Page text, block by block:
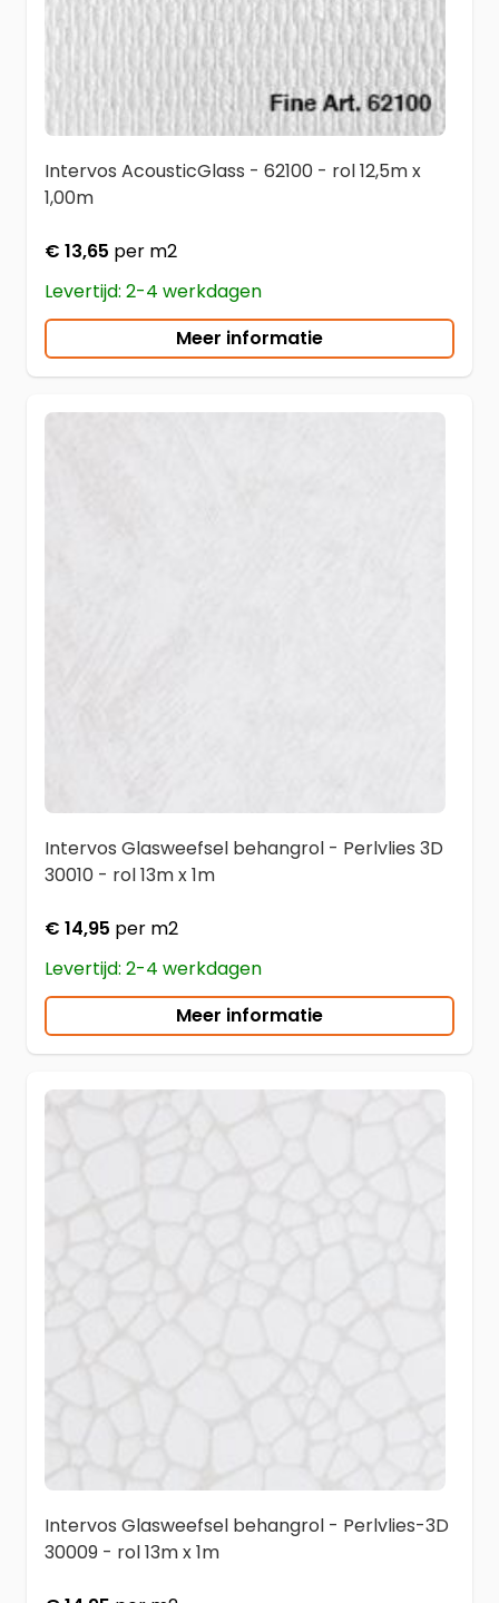
Intervos AcousticGlass - 62100 - rol 12,5m x
1,00m
€ 13,65 per m2
Levertijd: 2-4 werkdagen
Meer informatie
Intervos Glasweefsel behangrol - Perlvlies 3D
30010 - rol 13m x 1m
€ 14,95 per m2
Levertijd: 2-4 werkdagen
Meer informatie
Intervos Glasweefsel behangrol - Perlvlies-3D
30009 - rol 13m x 1m